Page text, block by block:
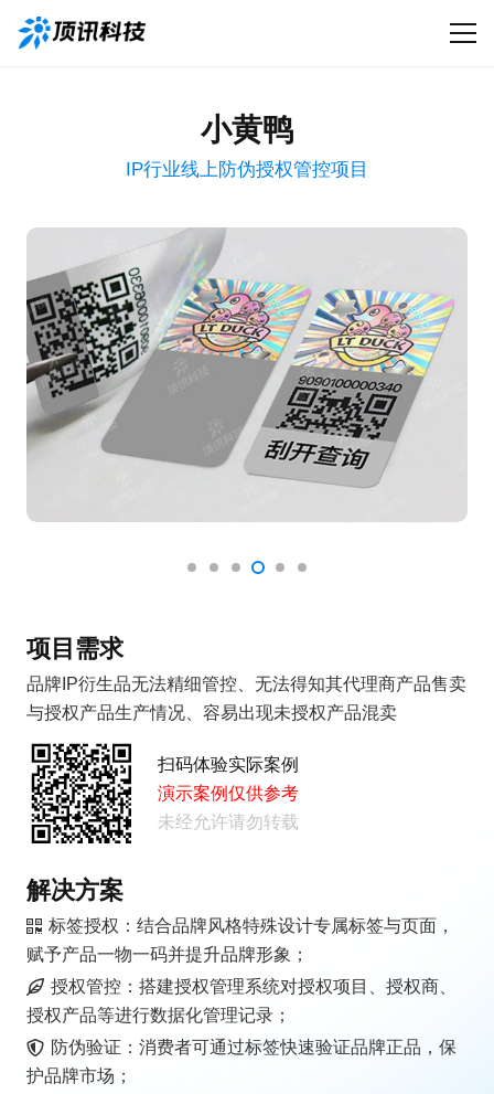
小黄鸭
IP行业线上防伪授权管控项目
项目需求
品牌IP衍生品无法精细管控、无法得知其代理商产品售卖
与授权产品生产情况、容易出现未授权产品混卖
扫码体验实际案例
演示案例仅供参考
未经允许请勿转载
解决方案
标签授权：结合品牌风格特殊设计专属标签与页面，
赋予产品一物一码并提升品牌形象；
授权管控：搭建授权管理系统对授权项目、授权商、
授权产品等进行数据化管理记录；
防伪验证：消费者可通过标签快速验证品牌正品，保
护品牌市场；